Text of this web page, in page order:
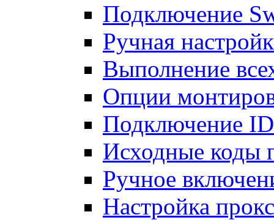
Подключение
Ручная
Выполнение
Опции
Подключение
Исходные коды
Ручное
Настройка